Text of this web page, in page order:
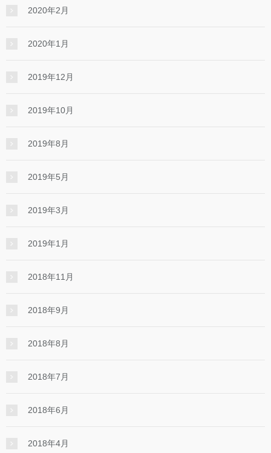
2020年2月
2020年1月
2019年12月
2019年10月
2019年8月
2019年5月
2019年3月
2019年1月
2018年11月
2018年9月
2018年8月
2018年7月
2018年6月
2018年4月